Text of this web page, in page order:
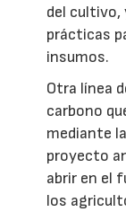
del cultivo,
prácticas
insumos.
Otra línea
carbono
mediante
proyecto
abrir en el
los